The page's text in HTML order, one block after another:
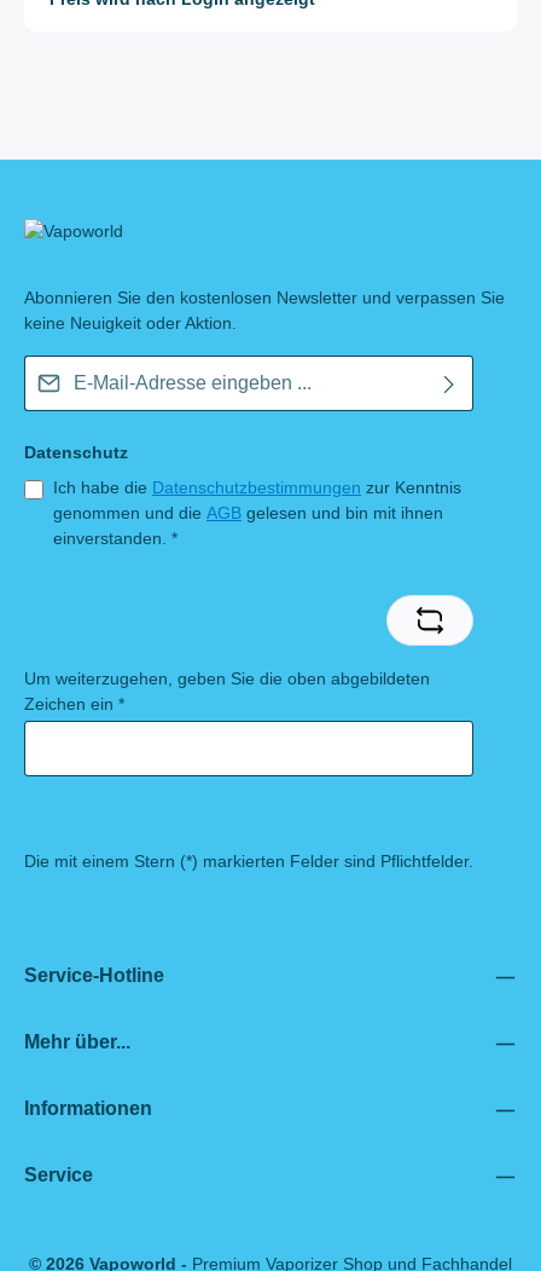
Perkolator sorgt der Bubbler für einen gleichmäßigen
Abonnieren Sie den kostenlosen Newsletter und verpassen Sie
keine Neuigkeit oder Aktion.
Datenschutz
Ich habe die Datenschutzbestimmungen zur Kenntnis
genommen und die AGB gelesen und bin mit ihnen
einverstanden. *
Um weiterzugehen, geben Sie die oben abgebildeten
Zeichen ein *
Die mit einem Stern (*) markierten Felder sind Pflichtfelder.
Service-Hotline
Mehr über...
Informationen
Service
© 2026 Vapoworld - Premium Vaporizer Shop und Fachhandel